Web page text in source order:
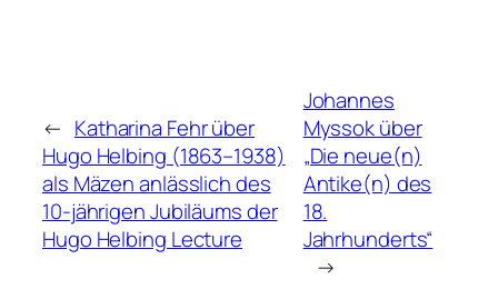
← Katharina Fehr über
Hugo Helbing (1863–1938)
als Mäzen anlässlich des
10-jährigen Jubiläums der
Hugo Helbing Lecture
Johannes
Myssok über
„Die neue(n)
Antike(n) des
18.
Jahrhunderts“
→